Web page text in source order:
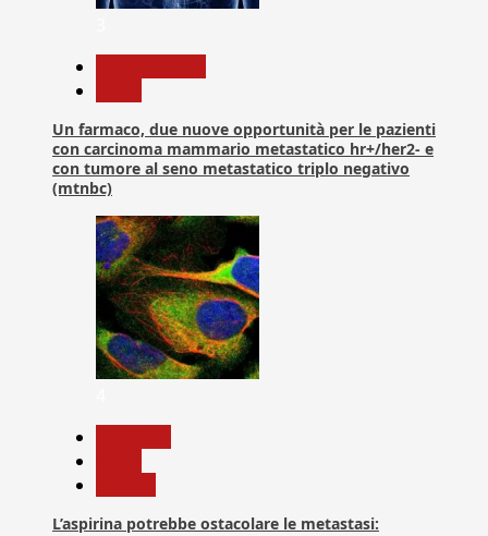
Un farmaco, due nuove opportunità per le pazienti
con carcinoma mammario metastatico hr+/her2- e
con tumore al seno metastatico triplo negativo
(mtnbc)
L’aspirina potrebbe ostacolare le metastasi: